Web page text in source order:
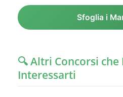
Sfoglia i
🔍 Altri Concorsi
Interessarti